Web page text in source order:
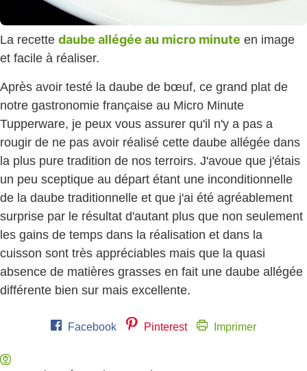
La recette daube allégée au micro minute en image
et facile à réaliser.
Après avoir testé la daube de bœuf, ce grand plat de
notre gastronomie française au Micro Minute
Tupperware, je peux vous assurer qu'il n'y a pas a
rougir de ne pas avoir réalisé cette daube allégée dans
la plus pure tradition de nos terroirs. J'avoue que j'étais
un peu sceptique au départ étant une inconditionnelle
de la daube traditionnelle et que j'ai été agréablement
surprise par le résultat d'autant plus que non seulement
les gains de temps dans la réalisation et dans la
cuisson sont très appréciables mais que la quasi
absence de matières grasses en fait une daube allégée
différente bien sur mais excellente.
Facebook Pinterest Imprimer